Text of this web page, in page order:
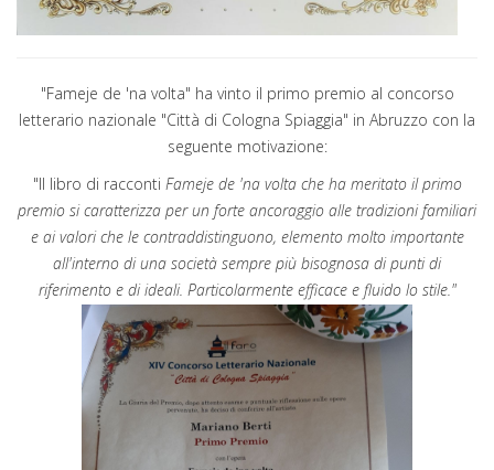
"Fameje de 'na volta" ha vinto il primo premio al concorso
letterario nazionale "Città di Cologna Spiaggia" in Abruzzo con la
seguente motivazione:
"Il libro di racconti Fameje de 'na volta che ha meritato il primo
premio si caratterizza per un forte ancoraggio alle tradizioni familiari
e ai valori che le contraddistinguono, elemento molto importante
all'interno di una società sempre più bisognosa di punti di
riferimento e di ideali. Particolarmente efficace e fluido lo stile."